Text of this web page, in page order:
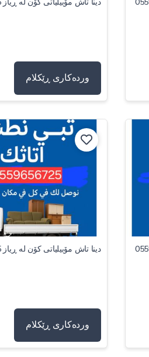
وردەکاری ڕێکلام
دینا تاش مۆبیلیاتی کۆن لە ڕیاز 0559656725
وردەکاری ڕێکلام